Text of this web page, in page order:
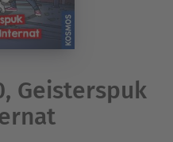
Geisterspuk